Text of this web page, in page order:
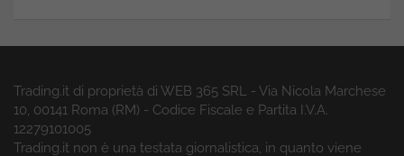
Trading.it di proprietà di WEB 365 SRL - Via Nicola Marchese
10, 00141 Roma (RM) - Codice Fiscale e Partita I.V.A.
12279101005
Trading.it non è una testata giornalistica, in quanto viene